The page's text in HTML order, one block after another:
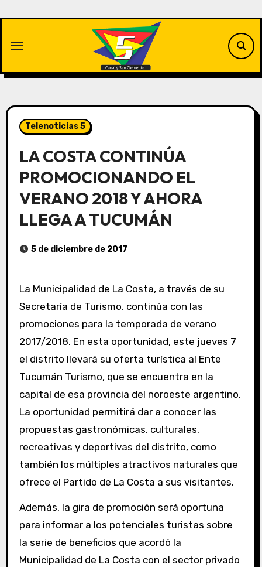
contenido
Telenoticias 5
LA COSTA CONTINÚA
PROMOCIONANDO EL
VERANO 2018 Y AHORA
LLEGA A TUCUMÁN
5 de diciembre de 2017
La Municipalidad de La Costa, a través de su
Secretaría de Turismo, continúa con las
promociones para la temporada de verano
2017/2018. En esta oportunidad, este jueves 7
el distrito llevará su oferta turística al Ente
Tucumán Turismo, que se encuentra en la
capital de esa provincia del noroeste argentino.
La oportunidad permitirá dar a conocer las
propuestas gastronómicas, culturales,
recreativas y deportivas del distrito, como
también los múltiples atractivos naturales que
ofrece el Partido de La Costa a sus visitantes.
Además, la gira de promoción será oportuna
para informar a los potenciales turistas sobre
la serie de beneficios que acordó la
Municipalidad de La Costa con el sector privado